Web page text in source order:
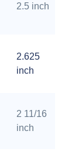
2.5 inch
2.625
inch
2 11/16
inch